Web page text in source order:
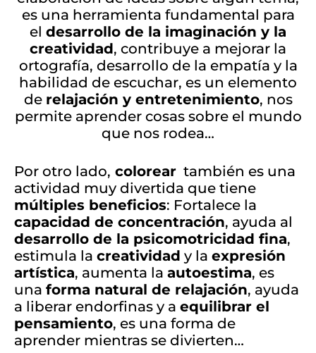
es una herramienta fundamental para
el desarrollo de la imaginación y la
creatividad, contribuye a mejorar la
ortografía, desarrollo de la empatía y la
habilidad de escuchar, es un elemento
de relajación y entretenimiento, nos
permite aprender cosas sobre el mundo
que nos rodea…
Por otro lado, colorear también es una
actividad muy divertida que tiene
múltiples beneficios: Fortalece la
capacidad de concentración, ayuda al
desarrollo de la psicomotricidad fina,
estimula la creatividad y la expresión
artística, aumenta la autoestima, es
una forma natural de relajación, ayuda
a liberar endorfinas y a equilibrar el
pensamiento, es una forma de
aprender mientras se divierten…